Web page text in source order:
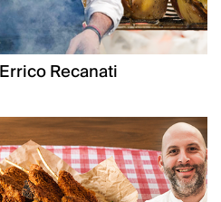
Recanati